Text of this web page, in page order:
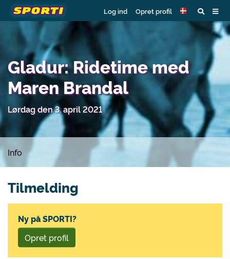
Log ind Opret profil
Gladur: Ridetime med
Maren Brandal
Lørdag den 3. april 2021
Info
Tilmelding
Ny på SPORTI?
Opret profil